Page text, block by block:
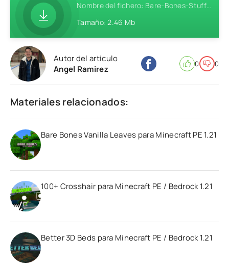
Nombre del fichero: Bare-Bones-Stuff-Texture-Pack-MCPE-1.21.mcpack
Tamaño: 2.46 Mb
Autor del artículo
Angel Ramirez
0 0
Materiales relacionados:
Bare Bones Vanilla Leaves para Minecraft PE 1.21
100+ Crosshair para Minecraft PE / Bedrock 1.21
Better 3D Beds para Minecraft PE / Bedrock 1.21